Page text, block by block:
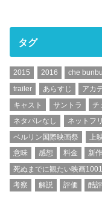
タグ
2015 2016 che
trailer
あらすじ アカ
キャスト
サントラ チ
ネタバレなし
ネットフ
ベルリン国際映画祭
上
意味
感想 料金 新作
死ぬまでに観たい映画
考察
解説 評価 酷評